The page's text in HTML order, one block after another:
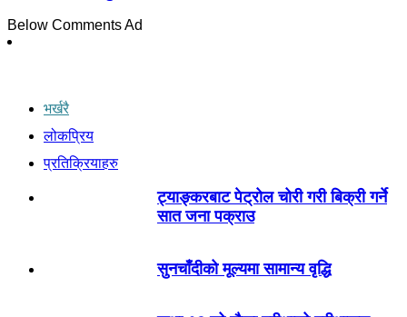
Below Comments Ad
भर्खरै
लोकप्रिय
प्रतिक्रियाहरु
ट्याङ्करबाट पेट्रोल चोरी गरी बिक्री गर्ने
सात जना पक्राउ
सुनचाँदीको मूल्यमा सामान्य वृद्धि